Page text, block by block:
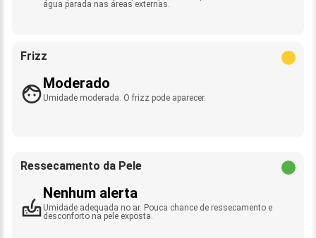
água parada nas áreas externas.
Frizz
Moderado
Umidade moderada. O frizz pode aparecer.
Ressecamento da Pele
Nenhum alerta
Umidade adequada no ar. Pouca chance de ressecamento e
desconforto na pele exposta.